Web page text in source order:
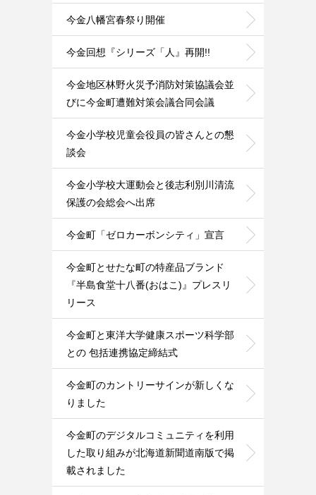
今金八幡宮春祭り開催
今金回想『シリーズ「人』再開!!
今金地区林野火災予消防対策協議会並
びに今金町遭難対策会議合同会議
今金小学校児童会役員の皆さんとの懇
談会
今金小学校大運動会と後志利別川清流
保護の会総会へ出席
今金町「ゼロカーボンシティ」宣言
今金町とせたな町の特産品ブランド
『半島食堂十八番(おはこ)』プレスリ
リース
今金町と東洋大学健康スポーツ科学部
との 包括連携協定締結式
今金町のカントリーサインが新しくな
りました
今金町のデジタルコミュニティを利用
した取り組みが北海道新聞道南版で掲
載されました